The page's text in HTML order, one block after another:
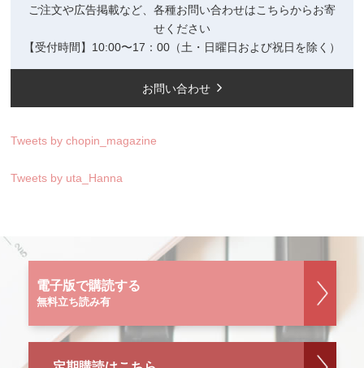
ご注文や広告掲載など、各種お問い合わせはこちらからお寄
せください
【受付時間】10:00〜17：00（土・日曜日および祝日を除く）
お問い合わせ
Tweets by chopin_magazine
Tweets by uta_Hanna
電子版で購読する
無料立ち読み有